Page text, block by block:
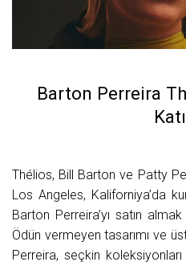
Barton Perreira
Thélios, Bill Barton ve Patty
Los Angeles, Kaliforniya’da
Barton Perreira’yı satın
Ödün vermeyen tasarımı ve
Perreira, seçkin